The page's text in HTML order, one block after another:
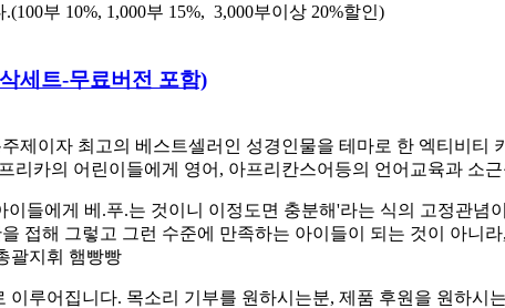
부 10%, 1,000부 15%, 3,000부이상 20%할인)
세트-무료버전 포함)
제이자 최고의 베스트셀러인 성경인물을 테마로 한 엑티비티
리카의 어린이들에게 영어, 아프리칸스어등의 언어교육과 소
들에게 베.푸.는 것이니 이정도면 충분해'라는 식의 고정관념
접해 그렇고 그런 수준에 만족하는 아이들이 되는 것이 아니
괄지휘 햄빵빵
루어집니다. 목소리 기부를 원하시는분, 제품 후원을 원하시